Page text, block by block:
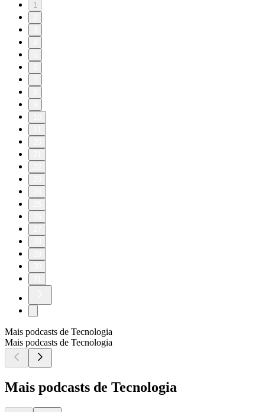
1
Mais podcasts de Tecnologia
Mais podcasts de Tecnologia
Mais podcasts de Tecnologia